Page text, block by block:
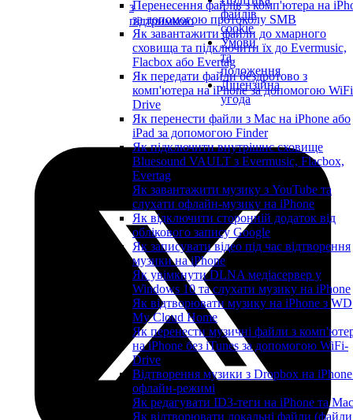
Перенесення файлів з комп'ютера на
за допомогою протоколу SMB
Як завантажити файли до хмарного
сховища та підключити їх до Evermusic,
Flacbox або Evertag
Як передати файли бездротово з
комп'ютера на iPhone за допомогою
Drive
Як перенести файли з Mac на iPhone або
iPad за допомогою Finder
Як підключити внутрішнє сховище
Bluesound VAULT з Evermusic, Flacbox,
Evertag
Як завантажити музику з YouTube та
слухати офлайн-музику на iPhone
Як відключити сторонній додаток від
облікового запису Google
Як записувати відео під час відтворення
музики на iPhone
Як увімкнути DLNA медіасервер у
Windows 10 та слухати музику на iPhone
Як відтворювати музику на iPhone з WD
My Cloud Home
Як перенести музичні файли з
на iPhone без iTunes за допомогою WiFi-
Drive
Відтворення музики з Dropbox на
офлайн-режимі
Як редагувати ID3-теги на iPhone та Mac
Як відтворювати локальні файли (файли
з
підтримкою
файлів
cookie
Умови
та
положення
Ліцензійна
угода